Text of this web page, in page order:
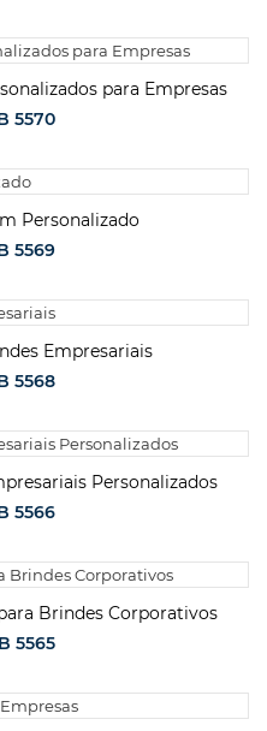
para Empresas
5570
Personalizado
5569
Empresariais
5568
Personalizados
5566
Brindes Corporativos
5565